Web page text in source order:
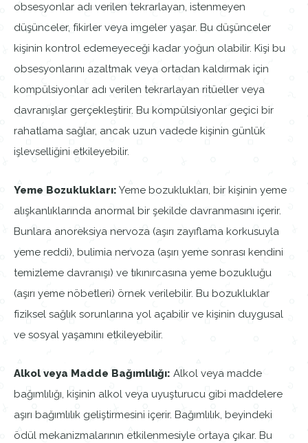
obsesyonlar adı verilen tekrarlayan, istenmeyen
düşünceler, fikirler veya imgeler yaşar. Bu düşünceler
kişinin kontrol edemeyeceği kadar yoğun olabilir. Kişi bu
obsesyonlarını azaltmak veya ortadan kaldırmak için
kompülsiyonlar adı verilen tekrarlayan ritüeller veya
davranışlar gerçekleştirir. Bu kompülsiyonlar geçici bir
rahatlama sağlar, ancak uzun vadede kişinin günlük
işlevselliğini etkileyebilir.
Yeme Bozuklukları: Yeme bozuklukları, bir kişinin yeme
alışkanlıklarında anormal bir şekilde davranmasını içerir.
Bunlara anoreksiya nervoza (aşırı zayıflama korkusuyla
yeme reddi), bulimia nervoza (aşırı yeme sonrası kendini
temizleme davranışı) ve tıkınırcasına yeme bozukluğu
(aşırı yeme nöbetleri) örnek verilebilir. Bu bozukluklar
fiziksel sağlık sorunlarına yol açabilir ve kişinin duygusal
ve sosyal yaşamını etkileyebilir.
Alkol veya Madde Bağımlılığı: Alkol veya madde
bağımlılığı, kişinin alkol veya uyuşturucu gibi maddelere
aşırı bağımlılık geliştirmesini içerir. Bağımlılık, beyindeki
ödül mekanizmalarının etkilenmesiyle ortaya çıkar. Bu